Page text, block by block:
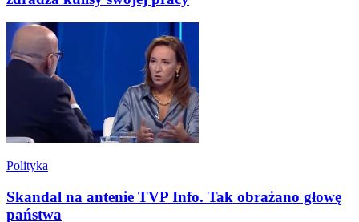
Polityka
Skandal na antenie TVP Info. Tak obrażano głowę
państwa